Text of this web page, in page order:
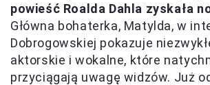
powieść Roalda Dahla zyskała
Główna bohaterka, Matylda, w
Dobrogowskiej pokazuje
aktorskie i wokalne, które
przyciągają uwagę widzów. Już